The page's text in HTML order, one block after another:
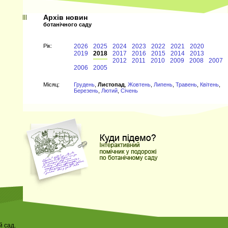
Архів новин
ботанічного саду
Рiк: 2026 2025 2024 2023 2022 2021
2020
2019
2018 2017 2016 2015 2014
2013
2012
2011 2010 2009 2008
2007
2006
2005
Мiсяц: Грудень Листопад Жовтень Липень Травень Квітень
Березень Лютий Січень
сад.